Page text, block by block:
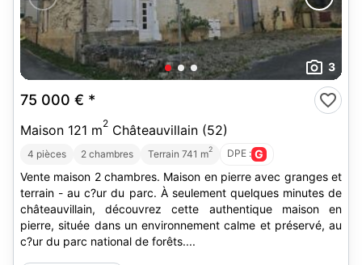
3
75 000 € *
Maison 121 m2 Châteauvillain (52)
4 pièces 2 chambres Terrain 741 m2 DPE : G
Vente maison 2 chambres. Maison en pierre avec granges et
terrain - au c?ur du parc. À seulement quelques minutes de
châteauvillain, découvrez cette authentique maison en
pierre, située dans un environnement calme et préservé, au
c?ur du parc national de forêts....